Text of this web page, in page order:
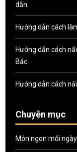
dẫn
Hướng dẫn cách
Hướng dẫn cách
Bắc
Hướng dẫn cách
Chuyên mục
Món ngon mỗi ngày